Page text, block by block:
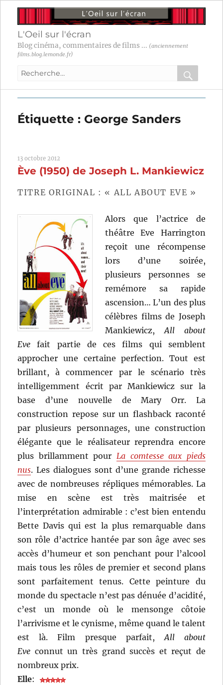
L'Oeil sur l'écran
Blog cinéma, commentaires de films ... (anciennement
films.blog.lemonde.fr)
Recherche
:
OK
Étiquette : George Sanders
13 octobre 2012
Ève (1950) de Joseph L. Mankiewicz
TITRE ORIGINAL : « ALL ABOUT EVE »
Alors que l’actrice de
théâtre Eve Harrington
reçoit une récompense
lors d’une soirée,
plusieurs personnes se
remémore sa rapide
ascension… L’un des plus
célèbres films de Joseph
Mankiewicz,All about
Eve fait partie de ces films qui semblent
approcher une certaine perfection. Tout est
brillant, à commencer par le scénario très
intelligemment écrit par Mankiewicz sur la
base d’une nouvelle de Mary Orr. La
construction repose sur un flashback raconté
par plusieurs personnages, une construction
élégante que le réalisateur reprendra encore
plus brillamment pour La comtesse aux pieds
nus. Les dialogues sont d’une grande richesse
avec de nombreuses répliques mémorables. La
mise en scène est très maitrisée et
l’interprétation admirable : c’est bien entendu
Bette Davis qui est la plus remarquable dans
son rôle d’actrice hantée par son âge avec ses
accès d’humeur et son penchant pour l’alcool
mais tous les rôles de premier et second plans
sont parfaitement tenus. Cette peinture du
monde du spectacle n’est pas dénuée d’acidité,
c’est un monde où le mensonge côtoie
l’arrivisme et le cynisme, même quand le talent
est là. Film presque parfait,All about
Eve connut un très grand succès et reçut de
nombreux prix.
Elle: